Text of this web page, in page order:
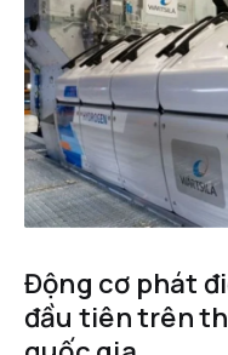
Động cơ phát
đầu tiên trên